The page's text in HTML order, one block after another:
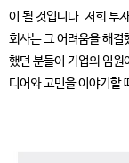
이 될 것입니다. 저희 투
회사는 그 어려움을 해결
했던 분들이 기업의 임원
디어와 고민을 이야기할